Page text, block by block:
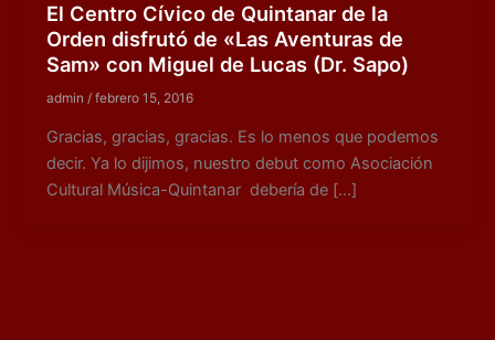
El Centro Cívico de Quintanar de la
Orden disfrutó de «Las Aventuras de
Sam» con Miguel de Lucas (Dr. Sapo)
admin / febrero 15, 2016
Gracias, gracias, gracias. Es lo menos que podemos
decir. Ya lo dijimos, nuestro debut como Asociación
Cultural Música-Quintanar debería de […]